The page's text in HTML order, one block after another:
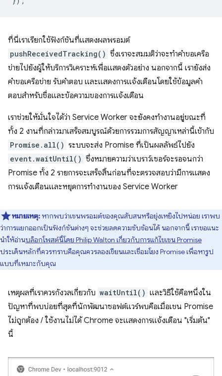
ที่นี่เราเรียกใช้ฟังก์ชันที่แสดงผลพรอมต์
pushReceivedTracking() ซึ่งเราจะสมมติว่าจะทำคําขอเครือ
ข่ายไปยังผู้ให้บริการวิเคราะห์เพื่อแสดงตัวอย่าง นอกจากนี้ เรายังส่ง
คำขอเครือข่าย รับคําตอบ และแสดงการแจ้งเตือนโดยใช้ข้อมูลคํา
ตอบสำหรับชื่อและข้อความของการแจ้งเตือน
เราช่วยให้มั่นใจได้ว่า Service Worker จะยังคงทำงานอยู่ขณะที่
ทั้ง 2 งานที่กล่าวมาเสร็จสมบูรณ์ด้วยการรวมการสัญญาเหล่านี้เข้ากับ
Promise.all() ระบบจะส่ง Promise ที่เป็นผลลัพธ์ไปยัง
event.waitUntil() ซึ่งหมายความว่าเบราว์เซอร์จะรอจนกว่า
Promise ทั้ง 2 รายการจะเสร็จสิ้นก่อนที่จะตรวจสอบว่ามีการแสดง
การแจ้งเตือนและหยุดการทำงานของ Service Worker
หมายเหตุ: หากพบว่าเชนพรอมต์ของคุณสับสนหรือยุ่งเหยิงไปหน่อย เราพบ
ว่าการแยกออกเป็นฟังก์ชันต่างๆ จะช่วยลดความซับซ้อนได้ นอกจากนี้ เราขอแนะ
นําให้อ่านบล็อกโพสต์นี้โดย Philip Walton เกี่ยวกับการแก้ไขเชน Promise
ประเด็นหลักที่ควรทราบคือคุณควรลองเขียนและเชื่อมโยง Promise เพื่อหารูป
แบบที่เหมาะกับคุณ
เหตุผลที่เราควรกังวลเกี่ยวกับ waitUntil() และวิธีใช้คือหนึ่งใน
ปัญหาที่พบบ่อยที่สุดที่นักพัฒนาซอฟต์แวร์พบคือเมื่อเชน Promise
ไม่ถูกต้อง / ใช้งานไม่ได้ Chrome จะแสดงการแจ้งเตือน "เริ่มต้น"
นี้